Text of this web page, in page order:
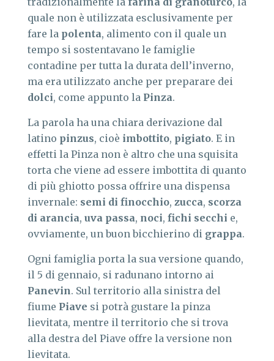
quale non è utilizzata esclusivamente per
fare la polenta, alimento con il quale un
tempo si sostentavano le famiglie
contadine per tutta la durata dell’inverno,
ma era utilizzato anche per preparare dei
dolci, come appunto la Pinza.
La parola ha una chiara derivazione dal
latino pinzus, cioè imbottito, pigiato. E in
effetti la Pinza non è altro che una squisita
torta che viene ad essere imbottita di quanto
di più ghiotto possa offrire una dispensa
invernale: semi di finocchio, zucca, scorza
di arancia, uva passa, noci, fichi secchi e,
ovviamente, un buon bicchierino di grappa.
Ogni famiglia porta la sua versione quando,
il 5 di gennaio, si radunano intorno ai
Panevin. Sul territorio alla sinistra del
fiume Piave si potrà gustare la pinza
lievitata, mentre il territorio che si trova
alla destra del Piave offre la versione non
lievitata.